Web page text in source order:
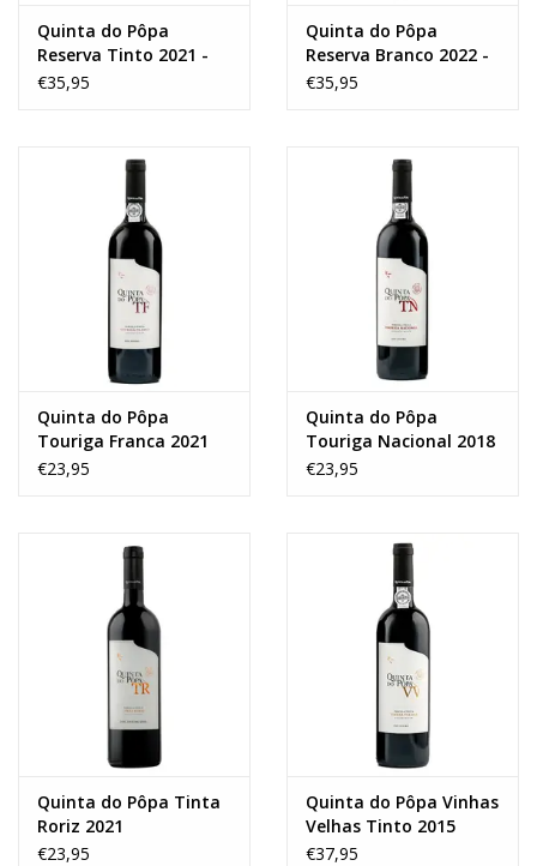
Quinta do Pôpa
Reserva Tinto 2021 -
MAGNUM
€35,95
Quinta do Pôpa
Reserva Branco 2022 -
MAGNUM
€35,95
Quinta do Pôpa
Touriga Franca 2021
€23,95
Quinta do Pôpa
Touriga Nacional 2018
€23,95
Quinta do Pôpa Tinta
Roriz 2021
€23,95
Quinta do Pôpa Vinhas
Velhas Tinto 2015
€37,95